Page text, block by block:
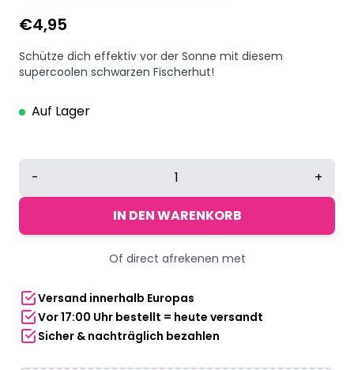
€4,95
Schütze dich effektiv vor der Sonne mit diesem
supercoolen schwarzen Fischerhut!
Auf Lager
Bucket
Baumwolle
- +
IN DEN WARENKORB
Of direct afrekenen met
Versand innerhalb Europas
Vor 17:00 Uhr bestellt = heute versandt
Sicher & nachträglich bezahlen